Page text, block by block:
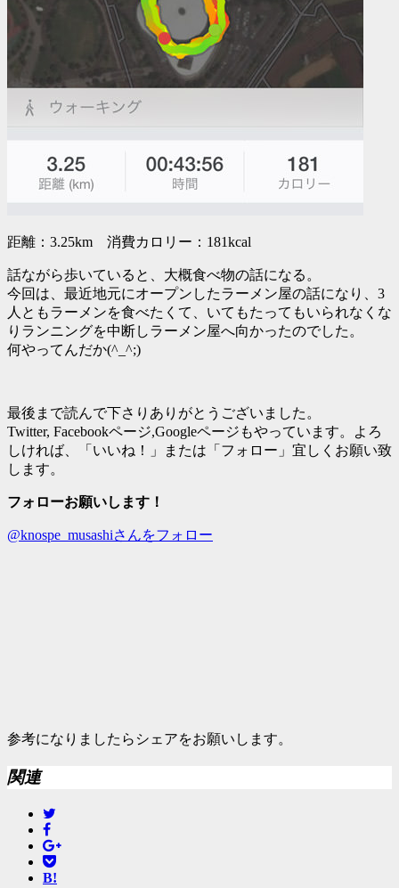
距離：3.25km 消費カロリー：181kcal
話ながら歩いていると、大概食べ物の話になる。
今回は、最近地元にオープンしたラーメン屋の話になり、3
人ともラーメンを食べたくて、いてもたってもいられなくな
りランニングを中断しラーメン屋へ向かったのでした。
何やってんだか(^_^;)
最後まで読んで下さりありがとうございました。
Twitter, Facebookページ,Googleページもやっています。よろ
しければ、「いいね！」または「フォロー」宜しくお願い致
します。
フォローお願いします！
@knospe_musashiさんをフォロー
参考になりましたらシェアをお願いします。
関連
B!